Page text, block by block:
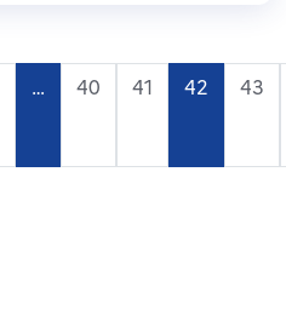
… 40 41 42 43